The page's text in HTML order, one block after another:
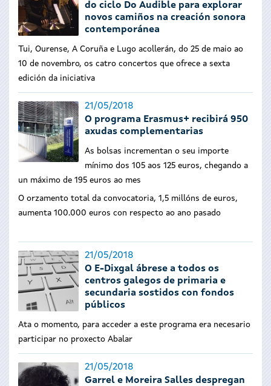
do ciclo Do Audible para explorar
novos camiños na creación sonora
contemporánea
Tui, Ourense, A Coruña e Lugo acollerán, do 25 de maio ao
10 de novembro, os catro concertos que ofrece a sexta
edición da iniciativa
21/05/2018
O programa Erasmus+ recibirá 950
axudas complementarias
As bolsas incrementan o seu importe
mínimo dos 105 aos 125 euros, chegando a
un máximo de 195 euros ao mes
O orzamento total da convocatoria, 1,5 millóns de euros,
aumenta 100.000 euros con respecto ao ano pasado
21/05/2018
O E-Dixgal ábrese a todos os
centros galegos de primaria e
secundaria sostidos con fondos
públicos
Ata o momento, para acceder a este programa era necesario
participar no proxecto Abalar
21/05/2018
Garrel e Moreira Salles despregan